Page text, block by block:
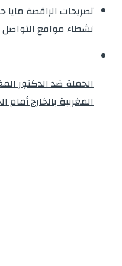
تصريحات الراقصة
نشطاء مواقع التواصل
الحملة ضد الدكتور
المغربية بالخارج أمام